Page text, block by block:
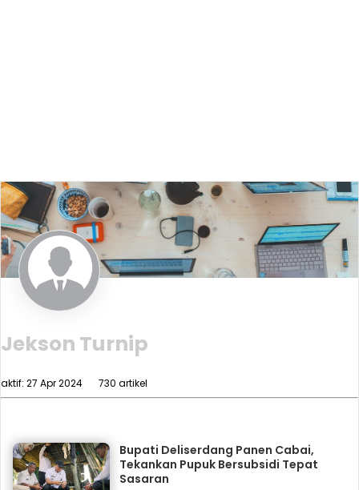
Jekson Turnip
aktif: 27 Apr 2024 730 artikel
Bupati Deliserdang Panen Cabai,
Tekankan Pupuk Bersubsidi Tepat
Sasaran